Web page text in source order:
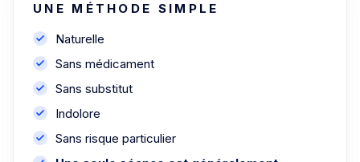
UNE MÉTHODE SIMPLE
Naturelle
Sans médicament
Sans substitut
Indolore
Sans risque particulier